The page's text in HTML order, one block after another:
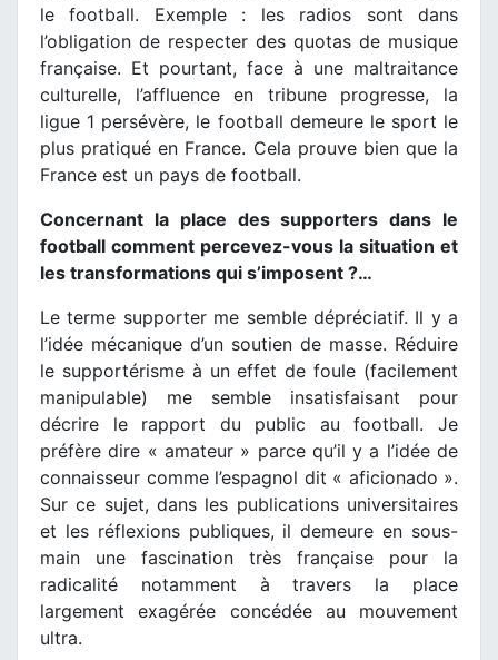
le football. Exemple : les radios sont dans
l’obligation de respecter des quotas de musique
française. Et pourtant, face à une maltraitance
culturelle, l’affluence en tribune progresse, la
ligue 1 persévère, le football demeure le sport le
plus pratiqué en France. Cela prouve bien que la
France est un pays de football.
Concernant la place des supporters dans le
football comment percevez-vous la situation et
les transformations qui s’imposent ?…
Le terme supporter me semble dépréciatif. Il y a
l’idée mécanique d’un soutien de masse. Réduire
le supportérisme à un effet de foule (facilement
manipulable) me semble insatisfaisant pour
décrire le rapport du public au football. Je
préfère dire « amateur » parce qu’il y a l’idée de
connaisseur comme l’espagnol dit « aficionado ».
Sur ce sujet, dans les publications universitaires
et les réflexions publiques, il demeure en sous-
main une fascination très française pour la
radicalité notamment à travers la place
largement exagérée concédée au mouvement
ultra.